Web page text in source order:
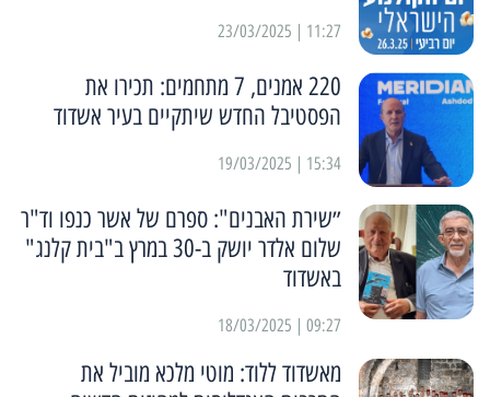
11:27 | 23/03/2025
220 אמנים, 7 מתחמים: תכירו את
הפסטיבל החדש שיתקיים בעיר אשדוד
15:34 | 19/03/2025
״שירת האבנים": ספרם של אשר כנפו וד"ר
שלום אלדר יושק ב-30 במרץ ב"בית קלנג"
באשדוד
09:27 | 18/03/2025
מאשדוד ללוד: מוטי מלכא מוביל את